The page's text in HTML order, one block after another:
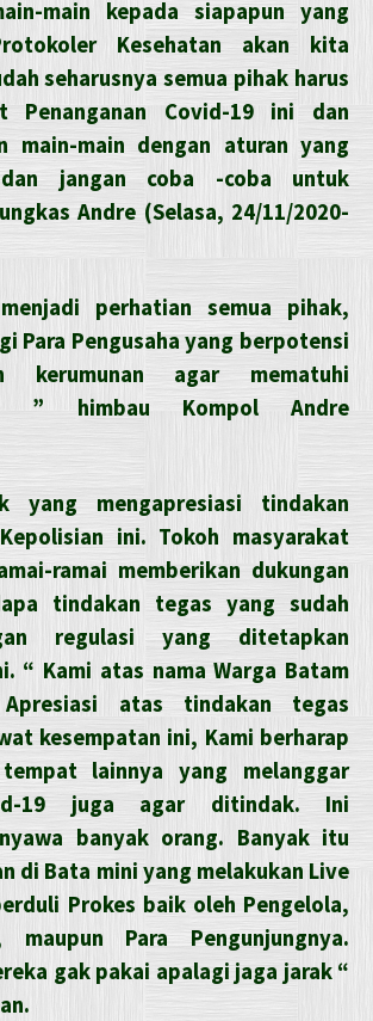
main kepada siapapun yang
Kesehatan akan kita
seharusnya semua pihak harus
Penanganan Covid-19 ini dan
main-main dengan aturan yang
jangan coba -coba untuk
Andre (Selasa, 24/11/2020-
perhatian semua pihak,
Para Pengusaha yang berpotensi
kerumunan agar mematuhi
” himbau Kompol Andre
yang mengapresiasi tindakan
ini. Tokoh masyarakat
ramai memberikan dukungan
tindakan tegas yang sudah
regulasi yang ditetapkan
“ Kami atas nama Warga Batam
Apresiasi atas tindakan tegas
kesempatan ini, Kami berharap
lainnya yang melanggar
19 juga agar ditindak. Ini
banyak orang. Banyak itu
di Bata mini yang melakukan Live
Prokes baik oleh Pengelola,
maupun Para Pengunjungnya.
gak pakai apalagi jaga jarak “